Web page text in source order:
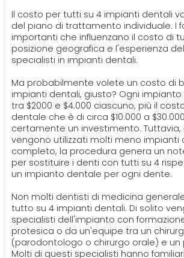
Il costo per tutti su 4 impianti dentali
del piano di trattamento individuale. I
importanti che influenzano il costo di
posizione geografica e l'esperienza
specialisti in impianti dentali.
Ma probabilmente volete un costo di
impianti dentali, giusto? Ogni
tra $2000 e $4.000 ciascuno, più il
dentale che è di circa $10.000 a
certamente un investimento.
vengono utilizzati molti meno impianti
completo, la procedura genera un
per sostituire i denti con tutti su 4
un impianto dentale per ogni dente.
Non molti dentisti di medicina
tutto su 4 impianti dentali. Di solito
specialisti dell'impianto con
protesica o da un'equipe tra un
(parodontologo o chirurgo orale) e
Molti di questi specialisti hanno